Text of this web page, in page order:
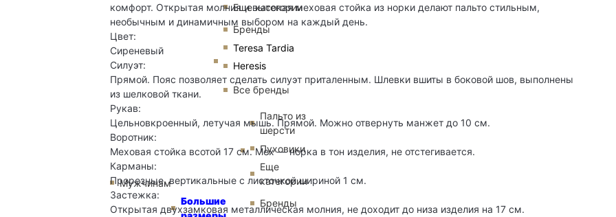
Мужчинам
Еще категории
Бренды
Teresa Tardia
Heresis
Все бренды
Большие
Пальто из
шерсти
Пуховики
Еще
категории
Бренды
комфорт. Открытая молния и высокая меховая стойка из норки делают пальто стильным,
необычным и динамичным выбором на каждый день.
Цвет:
Сиреневый
Силуэт:
Прямой. Пояс позволяет сделать силуэт приталенным. Шлевки вшиты в боковой шов, выполнены
из шелковой ткани.
Рукав:
Цельновкроенный, летучая мышь. Прямой. Можно отвернуть манжет до 10 см.
Воротник:
Меховая стойка всотой 17 см. Мех — норка в тон изделия, не отстегивается.
Карманы:
Прорезные, вертикальные с листочкой шириной 1 см.
Застежка:
Открытая двухзамковая металлическая молния, не доходит до низа изделия на 17 см.